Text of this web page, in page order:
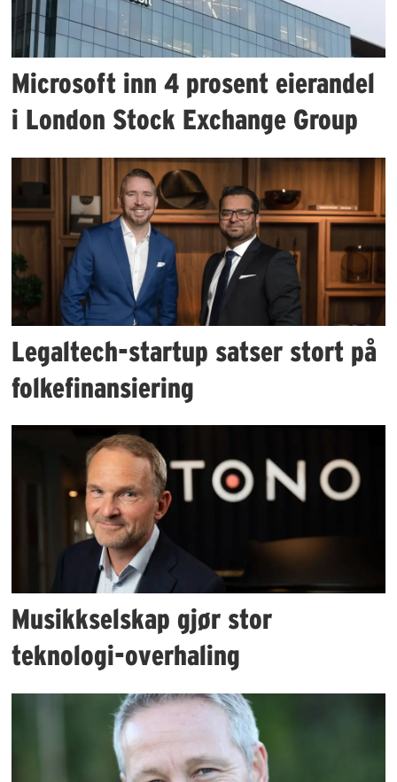
Microsoft inn 4 prosent eierandel
i London Stock Exchange Group
Legaltech-startup satser stort på
folkefinansiering
Musikkselskap gjør stor
teknologi-overhaling